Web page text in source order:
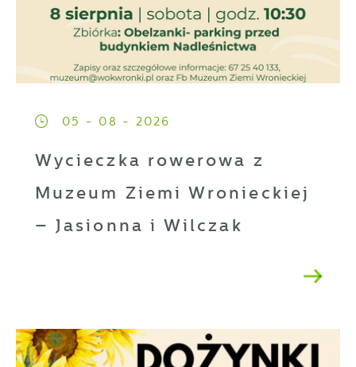
05 - 08 - 2026
Wycieczka rowerowa z
Muzeum Ziemi Wronieckiej
– Jasionna i Wilczak